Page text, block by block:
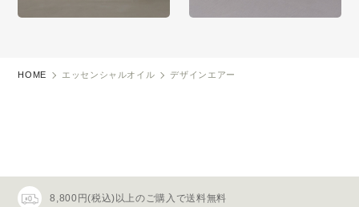
HOME エッセンシャルオイル デザインエアー
8,800円(税込)以上のご購入で送料無料